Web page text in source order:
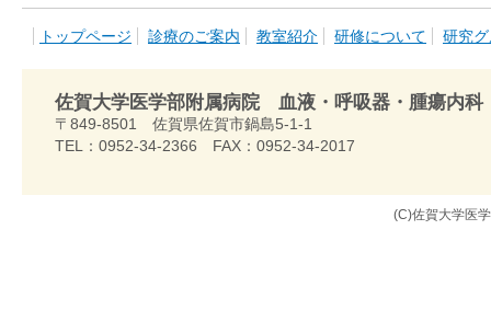
トップページ 診療のご案内 教室紹介 研修について 研究
佐賀大学医学部附属病院 血液・呼吸器・腫瘍内科
〒849-8501 佐賀県佐賀市鍋島5-1-1
TEL：0952-34-2366 FAX：0952-34-2017
(C)佐賀大学医